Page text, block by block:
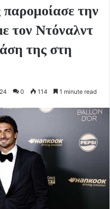
την
τον Ντόναλντ
της στη
0 114 1 minute read